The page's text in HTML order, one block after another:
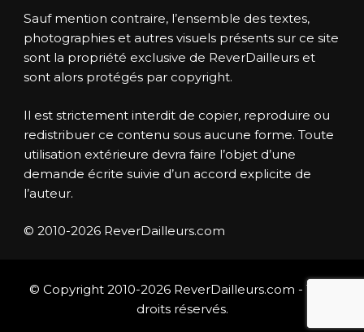
Sauf mention contraire, l’ensemble des textes,
photographies et autres visuels présents sur ce site
sont la propriété exclusive de ReverDailleurs et
sont alors protégés par copyright.
Il est strictement interdit de copier, reproduire ou
redistribuer ce contenu sous aucune forme. Toute
utilisation extérieure devra faire l’objet d’une
demande écrite suivie d’un accord explicite de
l’auteur.
© 2010-2026 ReverDailleurs.com
© Copyright 2010-2026 ReverDailleurs.com - Tous
droits réservés.